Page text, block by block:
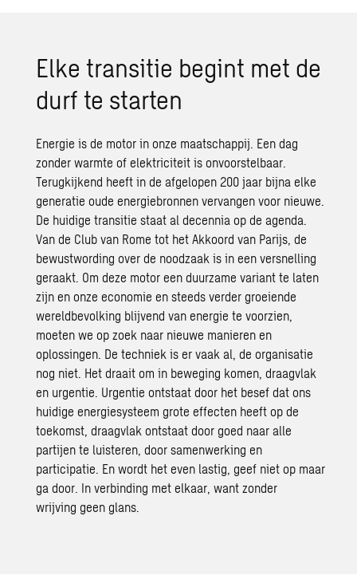
Elke transitie begint met de
durf te starten
Energie is de motor in onze maatschappij. Een dag
zonder warmte of elektriciteit is onvoorstelbaar.
Terugkijkend heeft in de afgelopen 200 jaar bijna elke
generatie oude energiebronnen vervangen voor nieuwe.
De huidige transitie staat al decennia op de agenda.
Van de Club van Rome tot het Akkoord van Parijs, de
bewustwording over de noodzaak is in een versnelling
geraakt. Om deze motor een duurzame variant te laten
zijn en onze economie en steeds verder groeiende
wereldbevolking blijvend van energie te voorzien,
moeten we op zoek naar nieuwe manieren en
oplossingen. De techniek is er vaak al, de organisatie
nog niet. Het draait om in beweging komen, draagvlak
en urgentie. Urgentie ontstaat door het besef dat ons
huidige energiesysteem grote effecten heeft op de
toekomst, draagvlak ontstaat door goed naar alle
partijen te luisteren, door samenwerking en
participatie. En wordt het even lastig, geef niet op maar
ga door. In verbinding met elkaar, want zonder
wrijving geen glans.